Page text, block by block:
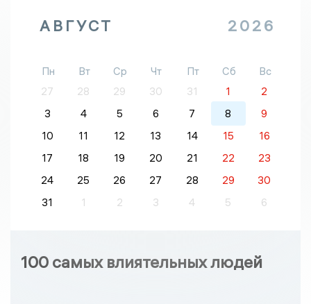
АВГУСТ 2026
Пн Вт Ср Чт Пт Сб
Вс
27
28 29 30 31 1
2
3
4 5 6 7 8
9
10
11 12 13 14 15
16
17
18 19 20 21 22
23
24
25 26 27 28 29
30
31
1 2 3 4 5 6
100 самых влиятельных людей